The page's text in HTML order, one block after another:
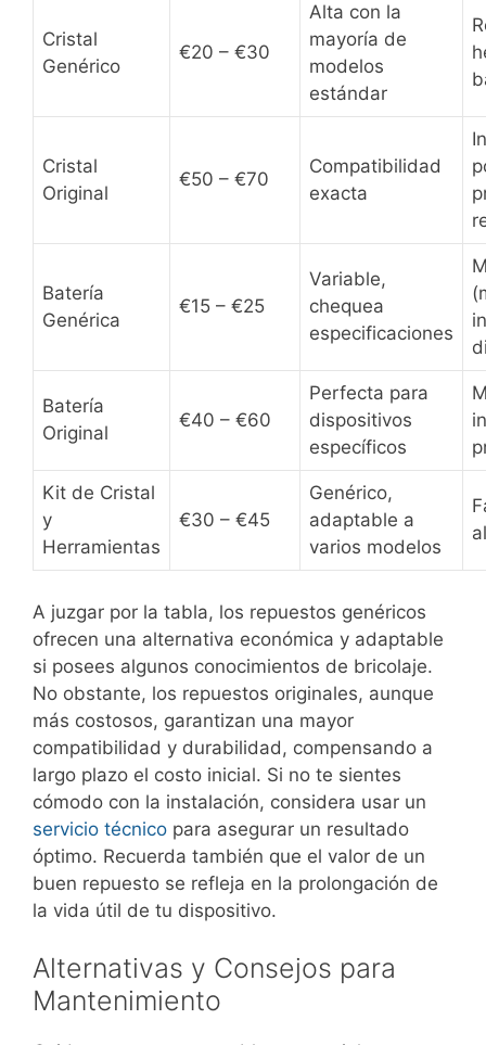
Cristal
Genérico
€20 – €30
Alta con la
mayoría de
modelos
estándar
Cristal
Original
€50 – €70
Compatibilidad
exacta
Batería
Genérica
€15 – €25
Variable,
chequea
especificaciones
Batería
Original
€40 – €60
Perfecta para
dispositivos
específicos
Kit de Cristal
y
Herramientas
€30 – €45
Genérico,
adaptable a
varios modelos
A juzgar por la tabla, los repuestos genéricos
ofrecen una alternativa económica y adaptable
si posees algunos conocimientos de bricolaje.
No obstante, los repuestos originales, aunque
más costosos, garantizan una mayor
compatibilidad y durabilidad, compensando a
largo plazo el costo inicial. Si no te sientes
cómodo con la instalación, considera usar un
servicio técnico para asegurar un resultado
óptimo. Recuerda también que el valor de un
buen repuesto se refleja en la prolongación de
la vida útil de tu dispositivo.
Alternativas y Consejos para
Mantenimiento